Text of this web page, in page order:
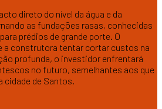
direto do nível da água e da
as fundações rasas, conhecidas
prédios de grande porte. O
a construtora tentar cortar custos na
profunda, o investidor enfrentará
no futuro, semelhantes aos que
cidade de Santos.